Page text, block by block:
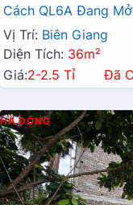
Cách QL6A Đang
Vị Trí: Biên Giang
Diện Tích: 36m²
Giá:2-2.5 Tỉ Đã
HÀ ĐÔNG